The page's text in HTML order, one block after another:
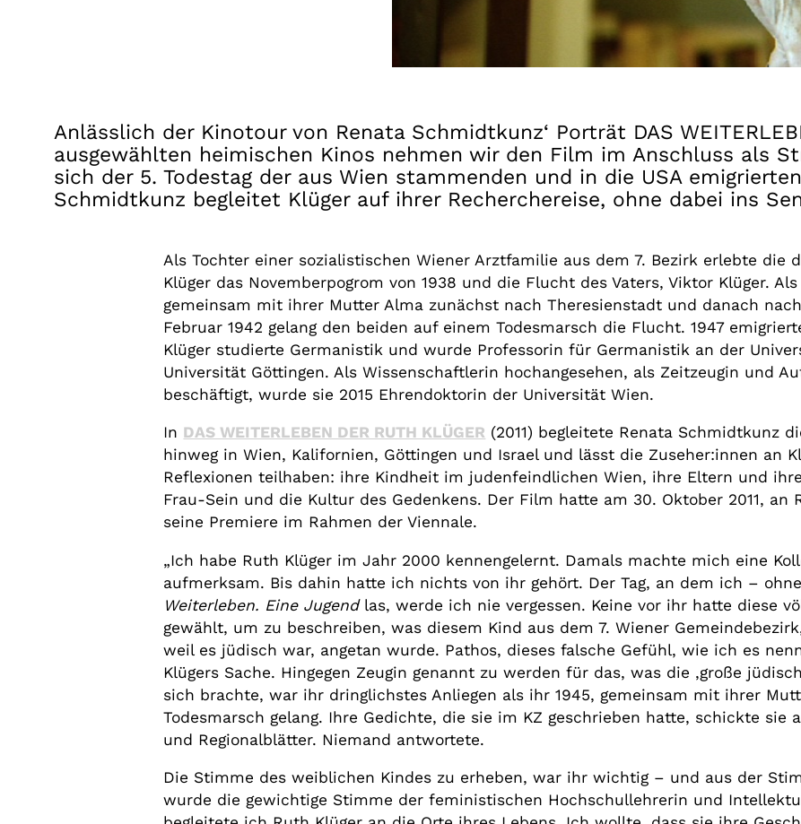
Anlässlich der Kinotour von Renata Schmidtkunz‘ Porträt DAS
ausgewählten heimischen Kinos nehmen wir den Film im Anschluss als
sich der 5. Todestag der aus Wien stammenden und in die USA
Schmidtkunz begleitet Klüger auf ihrer Recherchereise, ohne dabei ins
Als Tochter einer sozialistischen Wiener Arztfamilie aus dem 7. Bezirk erlebte die
Klüger das Novemberpogrom von 1938 und die Flucht des Vaters, Viktor Klüger.
gemeinsam mit ihrer Mutter Alma zunächst nach Theresienstadt und danach
Februar 1942 gelang den beiden auf einem Todesmarsch die Flucht. 1947
Klüger studierte Germanistik und wurde Professorin für Germanistik an der
Universität Göttingen. Als Wissenschaftlerin hochangesehen, als Zeitzeugin und
beschäftigt, wurde sie 2015 Ehrendoktorin der Universität Wien.
In DAS WEITERLEBEN DER RUTH KLÜGER (2011) begleitete Renata Schmidtkunz
hinweg in Wien, Kalifornien, Göttingen und Israel und lässt die Zuseher:innen an
Reflexionen teilhaben: ihre Kindheit im judenfeindlichen Wien, ihre Eltern und
Frau-Sein und die Kultur des Gedenkens. Der Film hatte am 30. Oktober 2011, an
seine Premiere im Rahmen der Viennale.
„Ich habe Ruth Klüger im Jahr 2000 kennengelernt. Damals machte mich eine
aufmerksam. Bis dahin hatte ich nichts von ihr gehört. Der Tag, an dem ich –
Weiterleben. Eine Jugendlas, werde ich nie vergessen. Keine vor ihr hatte diese
gewählt, um zu beschreiben, was diesem Kind aus dem 7. Wiener
weil es jüdisch war, angetan wurde. Pathos, dieses falsche Gefühl, wie ich es
Klügers Sache. Hingegen Zeugin genannt zu werden für das, was die ‚große
sich brachte, war ihr dringlichstes Anliegen als ihr 1945, gemeinsam mit ihrer
Todesmarsch gelang. Ihre Gedichte, die sie im KZ geschrieben hatte, schickte sie
und Regionalblätter. Niemand antwortete.
Die Stimme des weiblichen Kindes zu erheben, war ihr wichtig – und aus der
wurde die gewichtige Stimme der feministischen Hochschullehrerin und